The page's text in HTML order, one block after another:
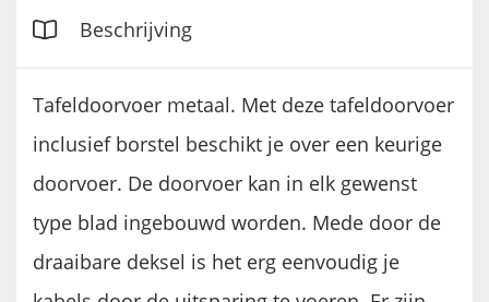
Beschrijving
Tafeldoorvoer metaal. Met deze tafeldoorvoer
inclusief borstel beschikt je over een keurige
doorvoer. De doorvoer kan in elk gewenst
type blad ingebouwd worden. Mede door de
draaibare deksel is het erg eenvoudig je